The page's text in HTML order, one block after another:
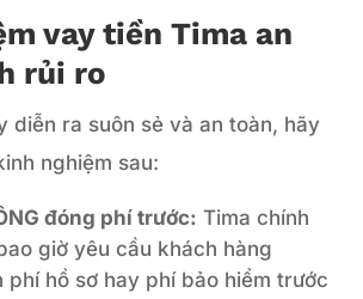
vay tiền Tima an
rủi ro
diễn ra suôn sẻ và an toàn, hãy
nghiệm sau:
đóng phí trước: Tima chính
giờ yêu cầu khách hàng
phí hồ sơ hay phí bảo hiểm trước